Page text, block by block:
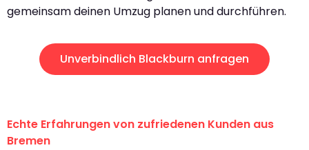
gemeinsam deinen Umzug planen und durchführen.
Unverbindlich Blackburn anfragen
Echte Erfahrungen von zufriedenen Kunden aus
Bremen